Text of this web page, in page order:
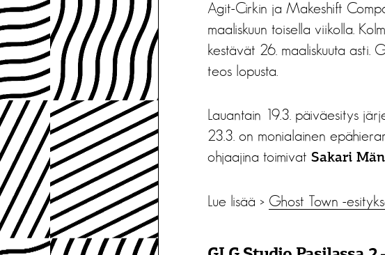
Agit-Cirkin ja Makeshift
maaliskuun toisella viikolla.
kestävät 26. maaliskuuta asti.
teos lopusta.
Lauantain 19.3. päiväesitys
23.3. on monialainen
ohjaajina toimivat Sakari
Lue lisää > Ghost Town -